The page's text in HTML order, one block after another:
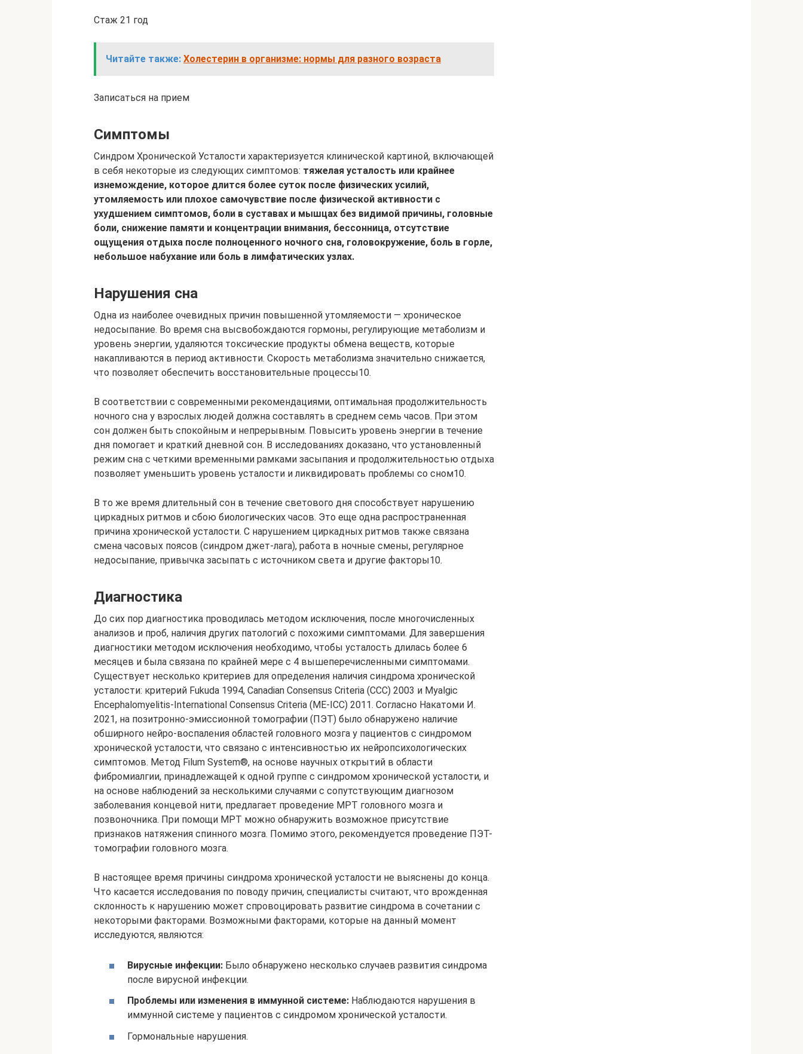
Стаж 21 год
Читайте также: Холестерин в организме: нормы для разного возраста
Записаться на прием
Симптомы
Синдром Хронической Усталости характеризуется клинической картиной, включающей
в себя некоторые из следующих симптомов: тяжелая усталость или крайнее
изнемождение, которое длится более суток после физических усилий,
утомляемость или плохое самочувствие после физической активности с
ухудшением симптомов, боли в суставах и мышцах без видимой причины, головные
боли, снижение памяти и концентрации внимания, бессонница, отсутствие
ощущения отдыха после полноценного ночного сна, головокружение, боль в горле,
небольшое набухание или боль в лимфатических узлах.
Нарушения сна
Одна из наиболее очевидных причин повышенной утомляемости — хроническое
недосыпание. Во время сна высвобождаются гормоны, регулирующие метаболизм и
уровень энергии, удаляются токсические продукты обмена веществ, которые
накапливаются в период активности. Скорость метаболизма значительно снижается,
что позволяет обеспечить восстановительные процессы10.
В соответствии с современными рекомендациями, оптимальная продолжительность
ночного сна у взрослых людей должна составлять в среднем семь часов. При этом
сон должен быть спокойным и непрерывным. Повысить уровень энергии в течение
дня помогает и краткий дневной сон. В исследованиях доказано, что установленный
режим сна с четкими временными рамками засыпания и продолжительностью отдыха
позволяет уменьшить уровень усталости и ликвидировать проблемы со сном10.
В то же время длительный сон в течение светового дня способствует нарушению
циркадных ритмов и сбою биологических часов. Это еще одна распространенная
причина хронической усталости. С нарушением циркадных ритмов также связана
смена часовых поясов (синдром джет-лага), работа в ночные смены, регулярное
недосыпание, привычка засыпать с источником света и другие факторы10.
Диагностика
До сих пор диагностика проводилась методом исключения, после многочисленных
анализов и проб, наличия других патологий с похожими симптомами. Для завершения
диагностики методом исключения необходимо, чтобы усталость длилась более 6
месяцев и была связана по крайней мере с 4 вышеперечисленными симптомами.
Существует несколько критериев для определения наличия синдрома хронической
усталости: критерий Fukuda 1994, Canadian Consensus Criteria (CCC) 2003 и Myalgic
Encephalomyelitis-International Consensus Criteria (ME-ICC) 2011. Согласно Накатоми И.
2021, на позитронно-эмиссионной томографии (ПЭТ) было обнаружено наличие
обширного нейро-воспаления областей головного мозга у пациентов с синдромом
хронической усталости, что связано с интенсивностью их нейропсихологических
симптомов. Метод Filum System®, на основе научных открытий в области
фибромиалгии, принадлежащей к одной группе с синдромом хронической усталости, и
на основе наблюдений за несколькими случаями с сопутствующим диагнозом
заболевания концевой нити, предлагает проведение МРТ головного мозга и
позвоночника. При помощи МРТ можно обнаружить возможное присутствие
признаков натяжения спинного мозга. Помимо этого, рекомендуется проведение ПЭТ-
томографии головного мозга.
В настоящее время причины синдрома хронической усталости не выяснены до конца.
Что касается исследования по поводу причин, специалисты считают, что врожденная
склонность к нарушению может спровоцировать развитие синдрома в сочетании с
некоторыми факторами. Возможными факторами, которые на данный момент
исследуются, являются:
Вирусные инфекции: Было обнаружено несколько случаев развития синдрома
после вирусной инфекции.
Проблемы или изменения в иммунной системе: Наблюдаются нарушения в
иммунной системе у пациентов с синдромом хронической усталости.
Гормональные нарушения.